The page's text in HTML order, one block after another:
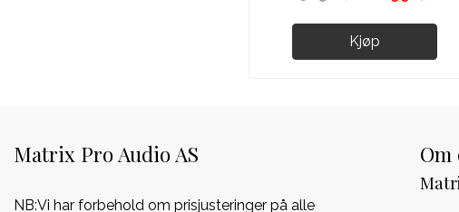
Kjøp
Matrix Pro Audio AS
NB:Vi har forbehold om prisjusteringer på alle
Om